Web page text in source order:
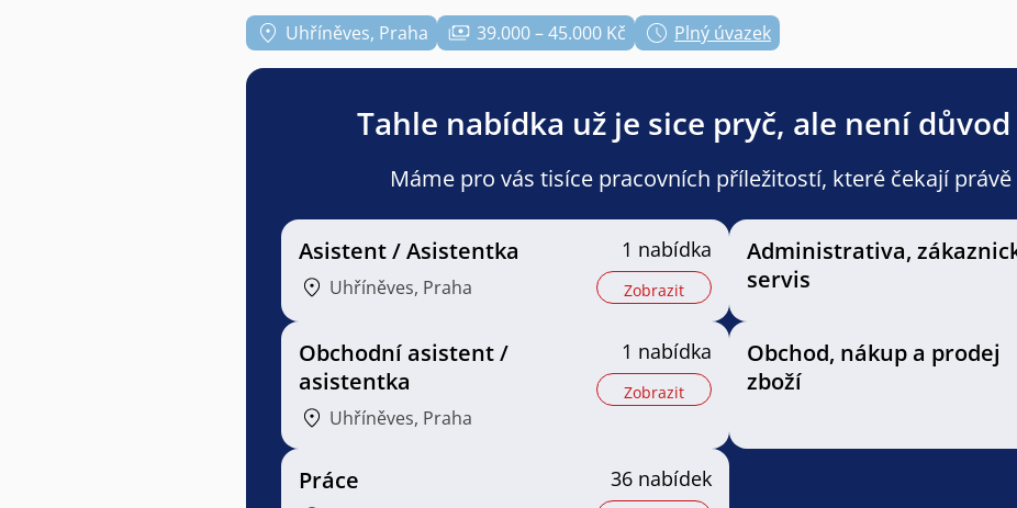
Uhříněves, Praha 39.000 – 45.000 Kč Plný úvazek
Tahle nabídka už je sice pryč, ale není
Máme pro vás tisíce pracovních příležitostí, které čekají právě
Asistent / Asistentka
Uhříněves, Praha
1 nabídka
Zobrazit
Administrativa,
servis
Obchodní asistent /
asistentka
Uhříněves, Praha
1 nabídka
Zobrazit
Obchod, nákup a prodej
zboží
Práce 36 nabídek